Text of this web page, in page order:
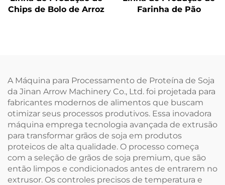
Chips de Bolo de Arroz
Farinha de Pão
A Máquina para Processamento de Proteína de Soja
da Jinan Arrow Machinery Co., Ltd. foi projetada para
fabricantes modernos de alimentos que buscam
otimizar seus processos produtivos. Essa inovadora
máquina emprega tecnologia avançada de extrusão
para transformar grãos de soja em produtos
proteicos de alta qualidade. O processo começa
com a seleção de grãos de soja premium, que são
então limpos e condicionados antes de entrarem no
extrusor. Os controles precisos de temperatura e